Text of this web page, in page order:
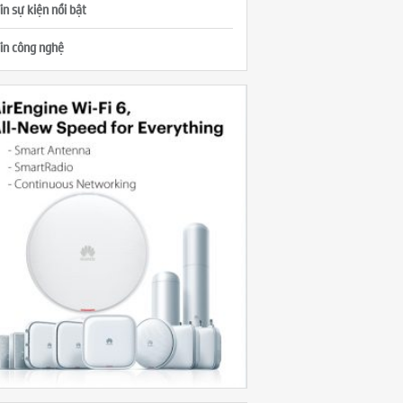
sự kiện nổi bật
công nghệ